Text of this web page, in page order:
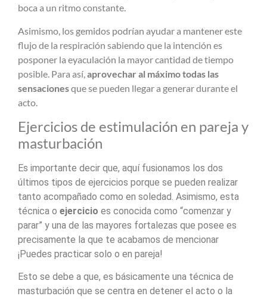
boca a un ritmo constante.
Asimismo, los gemidos podrían ayudar a mantener este
flujo de la respiración sabiendo que la intención es
posponer la eyaculación la mayor cantidad de tiempo
posible. Para así, aprovechar al máximo todas las
sensacionesque se pueden llegar a generar durante el
acto.
Ejercicios de estimulación en pareja y
masturbación
Es importante decir que, aquí fusionamos los dos
últimos tipos de ejercicios porque se pueden realizar
tanto acompañado como en soledad. Asimismo, esta
técnica o ejercicio es conocida como “comenzar y
parar” y una de las mayores fortalezas que posee es
precisamente la que te acabamos de mencionar
¡Puedes practicar solo o en pareja!
Esto se debe a que, es básicamente una técnica de
masturbación que se centra en detener el acto o la